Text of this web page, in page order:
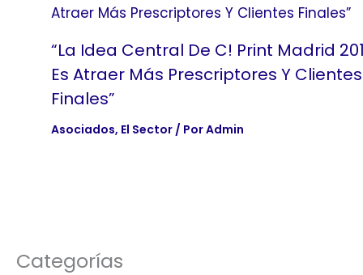
“La Idea Central De C! Print Madrid
Es Atraer Más Prescriptores Y Clientes
Finales”
Asociados, El Sector/ PorAdmin
Categorías